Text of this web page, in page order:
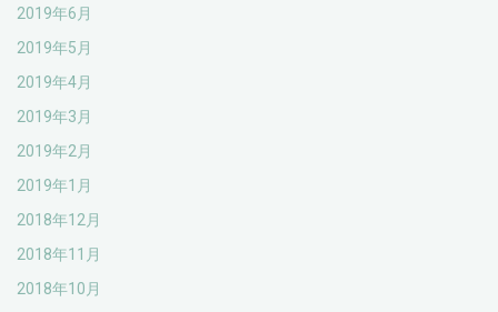
2019年6月
2019年5月
2019年4月
2019年3月
2019年2月
2019年1月
2018年12月
2018年11月
2018年10月